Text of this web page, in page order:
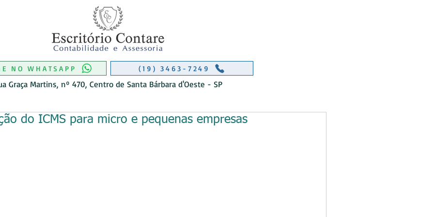
DE CONTABIL EM AMERICANA
CONTABILIDADE EM MONTE MORR
CONTÁBIL EM MONTE MOR
CONTÁBIL EM MONTE MOR
EM MONTE MOR
CONTÁBIL EM MONTE MOR
NO WHATSAPP (19) 3463-7249
Graça Martins, nº 470, Centro de Santa Bárbara d'Oeste - SP
do ICMS para micro e pequenas empresas